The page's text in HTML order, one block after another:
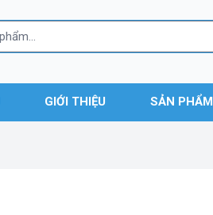
GIỚI THIỆU SẢN PHẨM